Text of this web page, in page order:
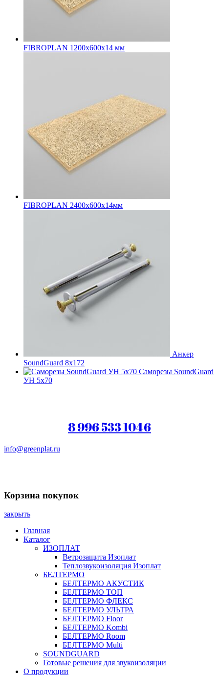
FIBROPLAN 1200х600х14 мм
FIBROPLAN 2400х600х14мм
Анкер
SoundGuard 8x172
Саморезы SoundGuard
УН 5х70
8 996 533 1046
info@greenplat.ru
Корзина покупок
закрыть
Главная
Каталог
ИЗОПЛАТ
Ветрозащита Изоплат
Теплозвукоизоляция Изоплат
БЕЛТЕРМО
БЕЛТЕРМО АКУСТИК
БЕЛТЕРМО ТОП
БЕЛТЕРМО ФЛЕКС
БЕЛТЕРМО УЛЬТРА
БЕЛТЕРМО Floor
БЕЛТЕРМО Kombi
БЕЛТЕРМО Room
БЕЛТЕРМО Multi
SOUNDGUARD
Готовые решения для звукоизоляции
О продукции